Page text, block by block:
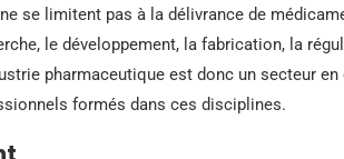
se limitent pas à la délivrance de
le développement, la fabrication, la
pharmaceutique est donc un secteur
formés dans ces disciplines.